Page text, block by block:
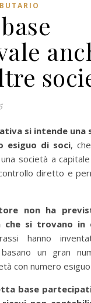
si intende una
esiguo di soci,
società a
diretto e
non ha
che si trovano in
hanno
un gran
con numero
base